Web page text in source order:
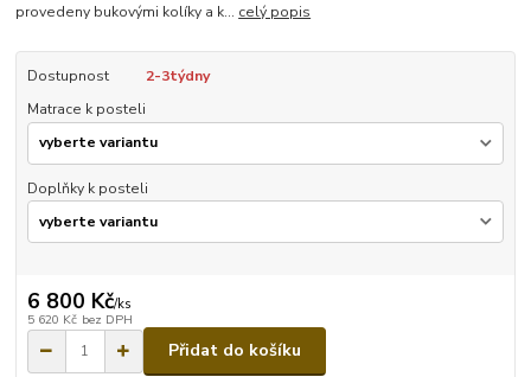
provedeny bukovými kolíky a k... celý popis
Dostupnost
2-3týdny
Matrace k posteli
Doplňky k posteli
6 800 Kč/ks
5 620 Kč bez DPH
Přidat do košíku